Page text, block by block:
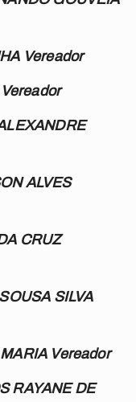
Vereador
ALVES
CRUZ
SILVA
Vereador
RAYANE DE